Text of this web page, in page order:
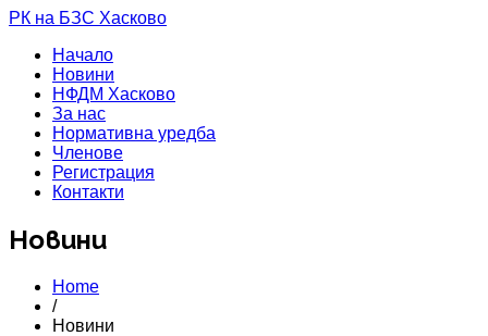
РК на БЗС Хасково
Начало
Новини
НФДМ Хасково
За нас
Нормативна уредба
Членове
Регистрация
Контакти
Новини
Home
/
Новини